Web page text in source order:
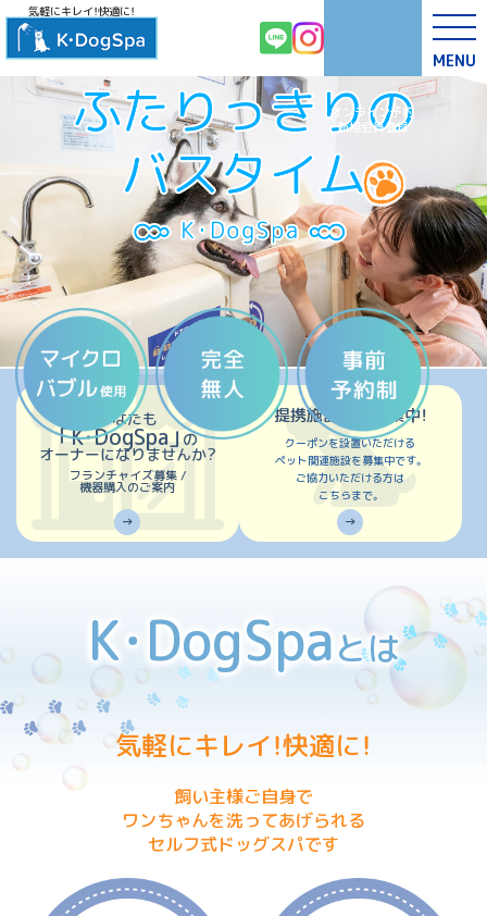
気軽にキレイ！快適に！
オンライン予約
新規会員登録
MENU
あなたも
「K・DogSpa」の
オーナーになりませんか?
フランチャイズ募集 /
機器購入のご案内
→
提携施設随時募集中！
クーポンを設置いただける
ペット関連施設を募集中です。
ご協力いただける方は
こちらまで。
→
K・DogSpaとは
気軽にキレイ！快適に！
飼い主様ご自身で
ワンちゃんを洗ってあげられる
セルフ式ドッグスパです